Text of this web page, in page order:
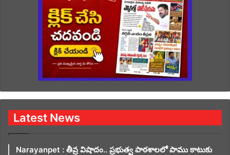
Latest News
Narayanpet : తీవ్ర విషాదం.. ప్రభుత్వ పాఠశాలలో పాము కాటుకు